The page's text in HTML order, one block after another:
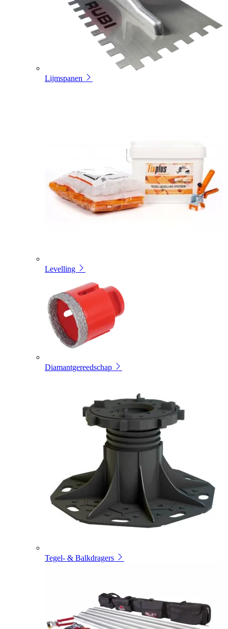
Lijmspanen
Levelling
Diamantgereedschap
Tegel- & Balkdragers